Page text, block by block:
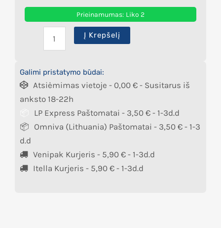
Prieinamumas: Liko 2
Į Krepšelį
Galimi pristatymo būdai:
Atsiėmimas vietoje - 0,00 € - Susitarus iš
anksto 18-22h
LP Express Paštomatai - 3,50 € - 1-3d.d
Omniva (Lithuania) Paštomatai - 3,50 € - 1-3
d.d
Venipak Kurjeris - 5,90 € - 1-3d.d
Itella Kurjeris - 5,90 € - 1-3d.d